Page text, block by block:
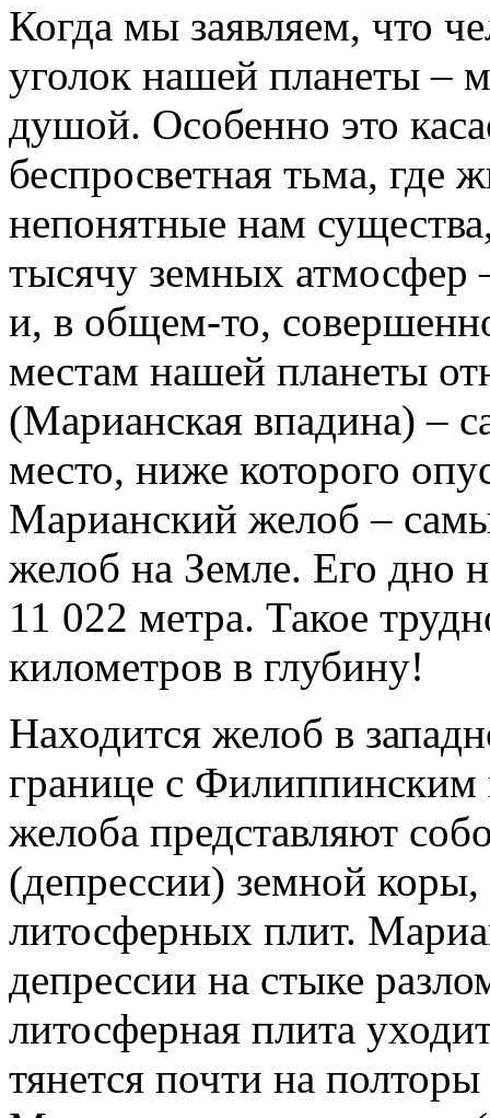
Когда мы заявляем, что
уголок нашей планеты –
душой. Особенно это
беспросветная тьма, где
непонятные нам
тысячу земных атмосфер
и, в общем-то,
местам нашей планеты
(Марианская впадина) –
место, ниже которого
Марианский желоб –
желоб на Земле. Его дно
11 022 метра. Такое
километров в глубину!
Находится желоб в
границе с Филиппинским
желоба представляют
(депрессии) земной
литосферных плит.
депрессии на стыке
литосферная плита
тянется почти на